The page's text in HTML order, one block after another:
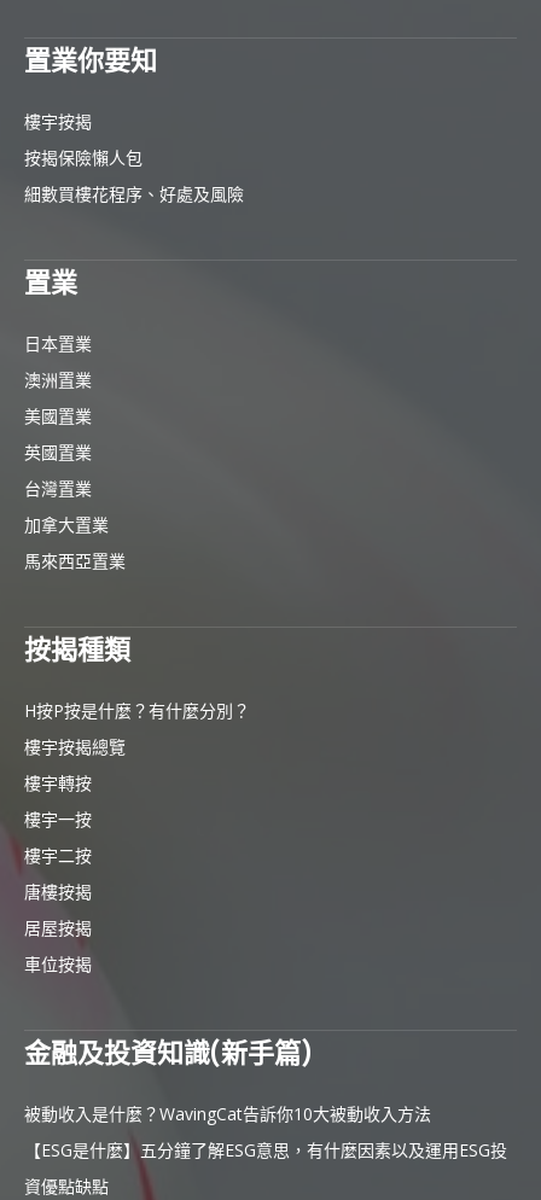
置業你要知
樓宇按揭
按揭保險懶人包
細數買樓花程序、好處及風險
置業
日本置業
澳洲置業
美國置業
英國置業
台灣置業
加拿大置業
馬來西亞置業
按揭種類
H按P按是什麼？有什麼分別？
樓宇按揭總覽
樓宇轉按
樓宇一按
樓宇二按
唐樓按揭
居屋按揭
車位按揭
金融及投資知識(新手篇)
被動收入是什麼？WavingCat告訴你10大被動收入方法
【ESG是什麼】五分鐘了解ESG意思，有什麼因素以及運用ESG投
資優點缺點